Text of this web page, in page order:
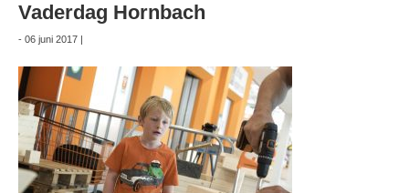
Vaderdag Hornbach
- 06 juni 2017 |